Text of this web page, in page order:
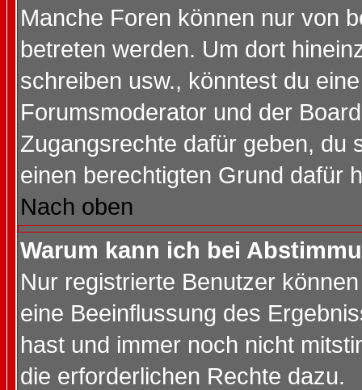
Manche Foren können nur von
betreten werden. Um dort
schreiben usw., könntest du
Forumsmoderator und der
Zugangsrechte dafür geben, du
einen berechtigten Grund dafür
Nach oben
Warum kann ich bei
Nur registrierte Benutzer
eine Beeinflussung des
hast und immer noch nicht
die erforderlichen Rechte dazu.